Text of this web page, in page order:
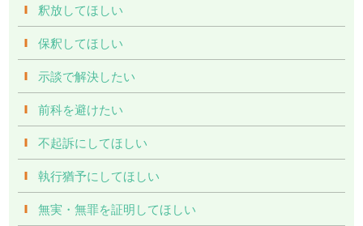
釈放してほしい
保釈してほしい
示談で解決したい
前科を避けたい
不起訴にしてほしい
執行猶予にしてほしい
無実・無罪を証明してほしい